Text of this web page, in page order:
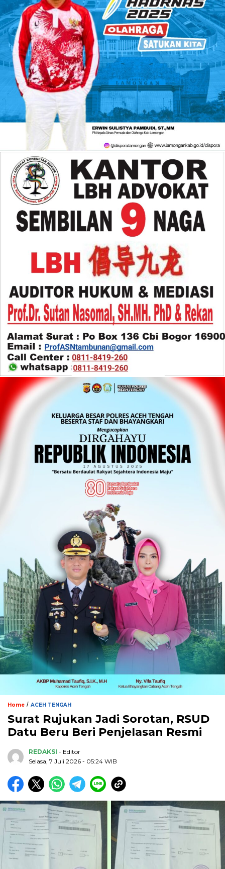
Home / ACEH TENGAH
Surat Rujukan Jadi Sorotan, RSUD
Datu Beru Beri Penjelasan Resmi
REDAKSI - Editor
Selasa, 7 Juli 2026 - 05:24 WIB